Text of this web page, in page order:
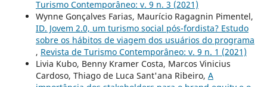
Turismo Contemporâneo: v. 9 n. 3 (2021)
Wynne Gonçalves Farias, Maurício Ragagnin Pimentel,
ID. Jovem 2.0, um turismo social pós-fordista? Estudo
sobre os hábitos de viagem dos usuários do programa
, Revista de Turismo Contemporâneo: v. 9 n. 1 (2021)
Livia Kubo, Benny Kramer Costa, Marcos Vinicius
Cardoso, Thiago de Luca Sant'ana Ribeiro, A